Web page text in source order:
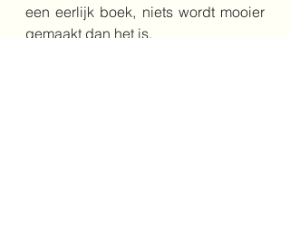
een eerlijk boek, niets wordt mooier
gemaakt dan het is.